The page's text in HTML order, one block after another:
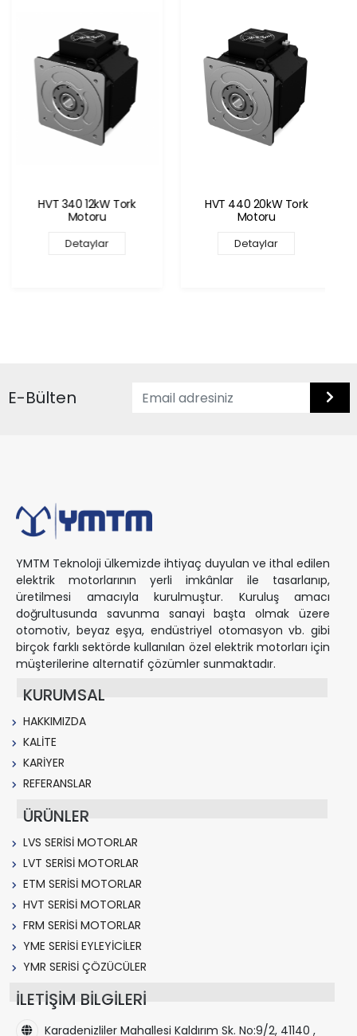
HVT 340 12kW Tork
Motoru
Detaylar
HVT 440 20kW Tork
Motoru
Detaylar
E-Bülten
YMTM Teknoloji ülkemizde ihtiyaç duyulan ve ithal edilen
elektrik motorlarının yerli imkânlar ile tasarlanıp,
üretilmesi amacıyla kurulmuştur. Kuruluş amacı
doğrultusunda savunma sanayi başta olmak üzere
otomotiv, beyaz eşya, endüstriyel otomasyon vb. gibi
birçok farklı sektörde kullanılan özel elektrik motorları için
müşterilerine alternatif çözümler sunmaktadır.
KURUMSAL
HAKKIMIZDA
KALİTE
KARİYER
REFERANSLAR
ÜRÜNLER
LVS SERİSİ MOTORLAR
LVT SERİSİ MOTORLAR
ETM SERİSİ MOTORLAR
HVT SERİSİ MOTORLAR
FRM SERİSİ MOTORLAR
YME SERİSİ EYLEYİCİLER
YMR SERİSİ ÇÖZÜCÜLER
İLETİŞİM BİLGİLERİ
Karadenizliler Mahallesi Kaldırım Sk. No:9/2, 41140 ,